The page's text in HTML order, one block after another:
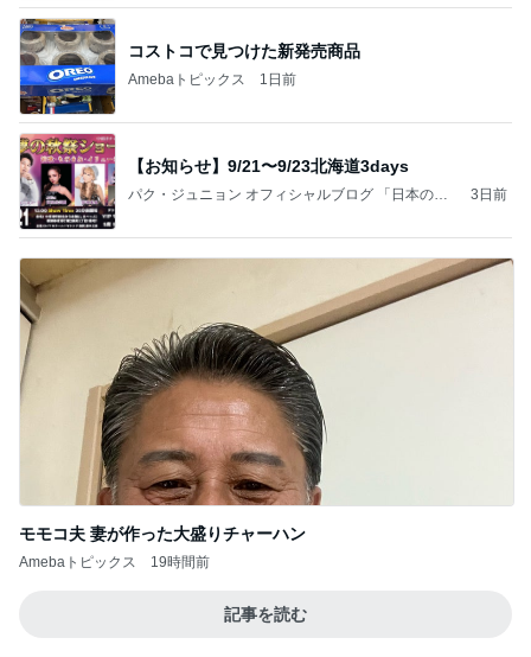
コストコで見つけた新発売商品
Amebaトピックス 1日前
【お知らせ】9/21〜9/23北海道3days
パク・ジュニョン オフィシャルブログ 「日本の
3日前
モモコ夫 妻が作った大盛りチャーハン
Amebaトピックス 19時間前
記事を読む